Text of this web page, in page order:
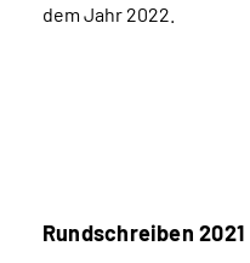
dem Jahr 2022.
Rundschreiben 2021